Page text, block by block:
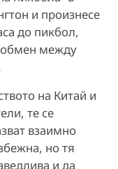
и произнесе
до пикбол,
между
на Китай и
те се
взаимно
но тя
и да